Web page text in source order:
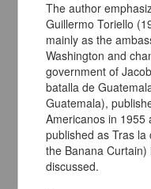
Biometría y derechos
Colombia y México
Neira Orjuela, Fernando -
Latina y el Caribe, UNAM;
Artes y Humanidades
The author
Guillermo Toriello
mainly as the
Washington and
government of
batalla de
Guatemala),
Americanos in 1955
published as Tras
the Banana
discussed.